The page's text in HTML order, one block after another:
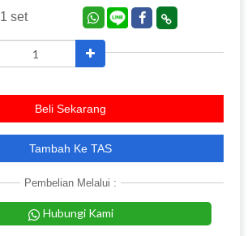
1 set
Beli Sekarang
Tambah Ke TAS
Pembelian Melalui :
Hubungi Kami